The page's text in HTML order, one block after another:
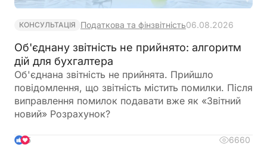
КОНСУЛЬТАЦІЯ Податкова та фінзвітність06.08.2026
Об'єднану звітність не прийнято: алгоритм
дій для бухгалтера
Об'єднана звітність не прийнята. Прийшло
повідомлення, що звітність містить помилки. Після
виправлення помилок подавати вже як «Звітний
новий» Розрахунок?
5
6660